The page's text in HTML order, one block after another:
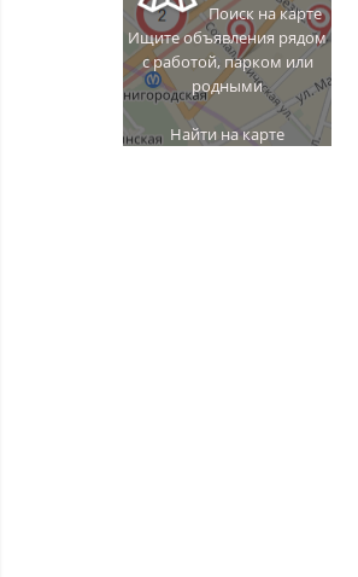
Поиск на карте
Ищите объявления рядом
с работой, парком или
родными
Найти на карте